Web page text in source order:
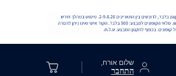
שלום אורח,
התחבר